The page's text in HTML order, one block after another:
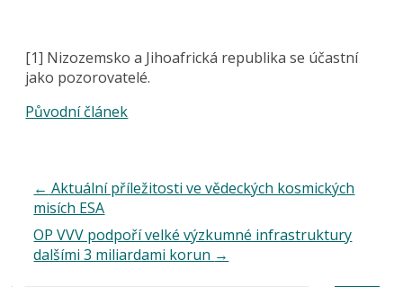
[1] Nizozemsko a Jihoafrická republika se účastní
jako pozorovatelé.
Původní článek
← Aktuální příležitosti ve vědeckých kosmických
misích ESA
OP VVV podpoří velké výzkumné infrastruktury
dalšími 3 miliardami korun →